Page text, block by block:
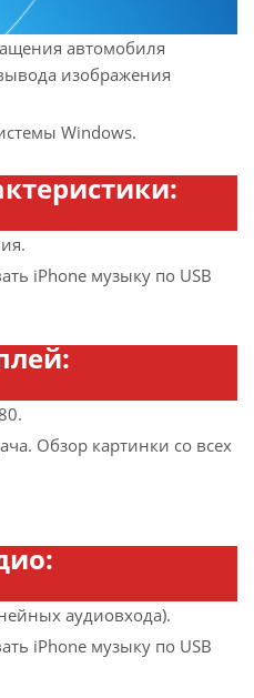
автомобиля
изображения
Windows.
iPhone музыку по USB
Обзор картинки со всех
аудиовхода).
iPhone музыку по USB